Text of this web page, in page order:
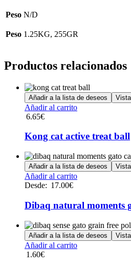
Peso N/D
Peso 1.25KG, 255GR
Productos relacionados
Añadir a la lista de deseos
Añadir al carrito
6.65€
Kong cat active treat ball
Añadir a la lista de deseos
Añadir al carritoEste
múltiples
variantes.
Las
opciones
se
pueden
Desde: 17.00€
Dibaq natural moments
Añadir a la lista de deseos
Añadir al carrito
1.60€